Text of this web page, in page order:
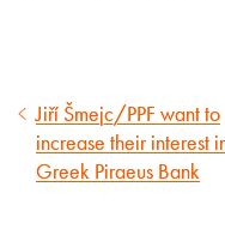
Předcházející
článek
Jiří Šmejc/PPF want to
increase their interest
Greek Piraeus Bank